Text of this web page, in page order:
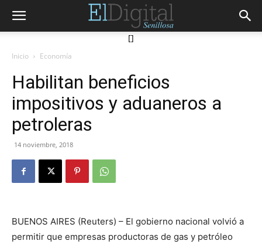
[]
Inicio Economía
Habilitan beneficios
impositivos y aduaneros a
petroleras
14 noviembre, 2018
BUENOS AIRES (Reuters) – El gobierno nacional volvió a
permitir que empresas productoras de gas y petróleo